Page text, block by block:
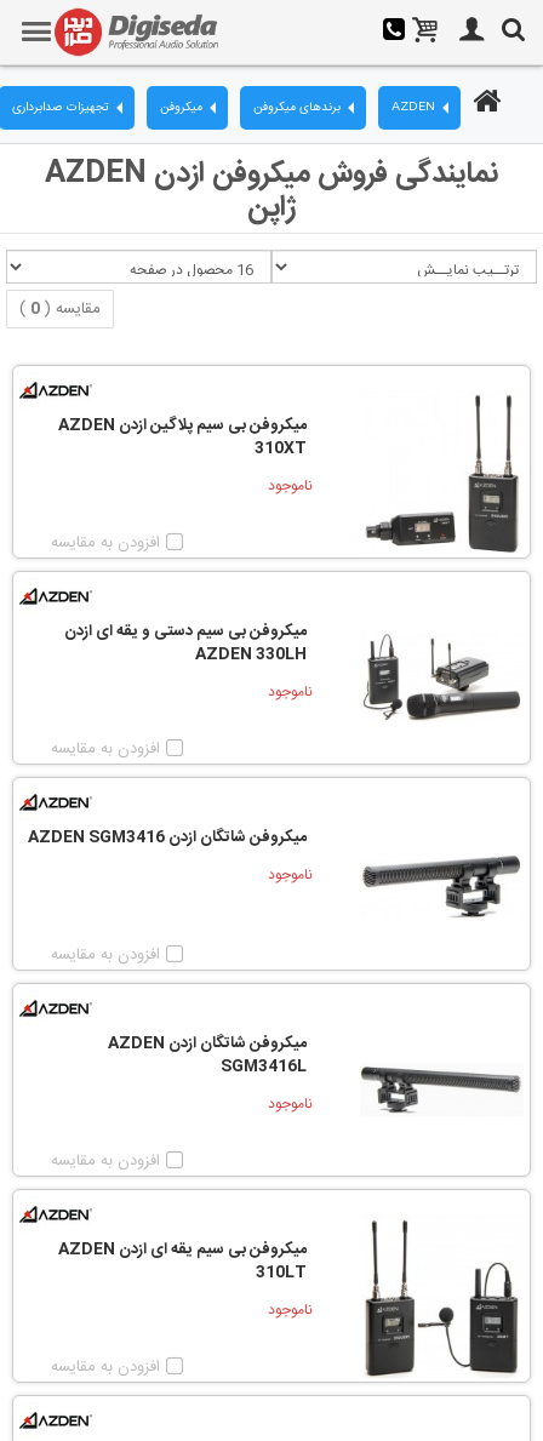
تجهیزات صدابرداری میکروفن برندهای میکروفن AZDEN
نمایندگی فروش میکروفن ازدن AZDEN
ژاپن
مقایسه (0
)
میکروفن بی سیم پلاگین ازدن AZDEN
310XT
ناموجود
افزودن به مقایسه
میکروفن بی سیم دستی و یقه ای ازدن
AZDEN 330LH
ناموجود
افزودن به مقایسه
میکروفن شاتگان ازدن AZDEN SGM3416
ناموجود
افزودن به مقایسه
میکروفن شاتگان ازدن AZDEN
SGM3416L
ناموجود
افزودن به مقایسه
میکروفن بی سیم یقه ای ازدن AZDEN
310LT
ناموجود
افزودن به مقایسه